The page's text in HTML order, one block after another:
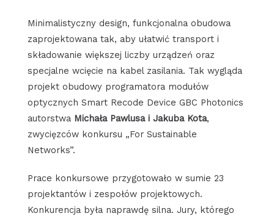
Minimalistyczny design, funkcjonalna obudowa
zaprojektowana tak, aby ułatwić transport i
składowanie większej liczby urządzeń oraz
specjalne wcięcie na kabel zasilania. Tak wygląda
projekt obudowy programatora modułów
optycznych Smart Recode Device GBC Photonics
autorstwa Michała Pawlusa i Jakuba Kota,
zwycięzców konkursu „For Sustainable
Networks”.
Prace konkursowe przygotowało w sumie 23
projektantów i zespołów projektowych.
Konkurencja była naprawdę silna. Jury, którego